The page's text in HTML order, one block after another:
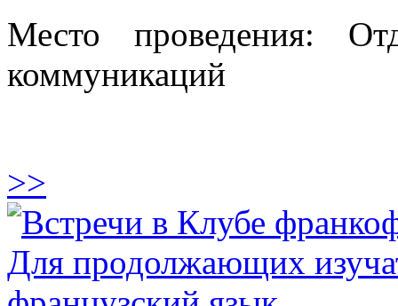
Место проведения:
коммуникаций
>>